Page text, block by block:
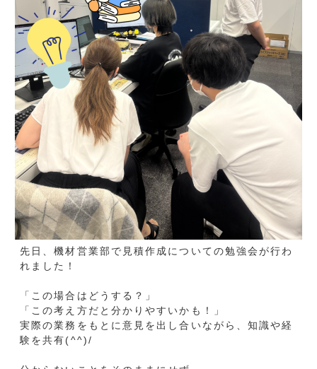
先日、機材営業部で見積作成についての勉強会が行わ
れました！
「この場合はどうする？」
「この考え方だと分かりやすいかも！」
実際の業務をもとに意見を出し合いながら、知識や経
験を共有(^^)/
分からないことをそのままにせず、
みんなで考え、みんなで学ぶ。
こうした日々の積み重ねが、お客様へのより良いご提
案にも繋がっています✨
これからも知識を深めながら、一人ひとりが成長でき
る環境づくりを大切にしていきます♪
ミニチュア足場🏗
👀✨本社のちょっとした
見どころ ...
前のニュース
OGISHI保有リース材
ハッチ式ア...
次のニュース